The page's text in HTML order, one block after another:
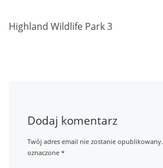
Highland Wildlife Park 3
Dodaj komentarz
Twój adres email nie zostanie opublikowany.
oznaczone*